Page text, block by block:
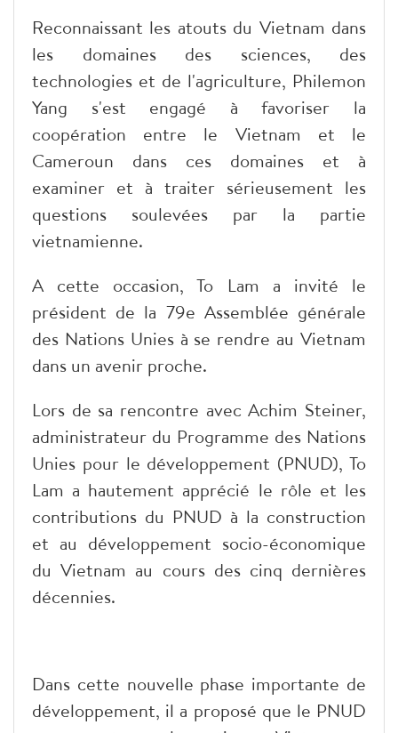
Reconnaissant les atouts du Vietnam dans
les domaines des sciences, des
technologies et de l'agriculture, Philemon
Yang s'est engagé à favoriser la
coopération entre le Vietnam et le
Cameroun dans ces domaines et à
examiner et à traiter sérieusement les
questions soulevées par la partie
vietnamienne.
A cette occasion, To Lam a invité le
président de la 79e Assemblée générale
des Nations Unies à se rendre au Vietnam
dans un avenir proche.
Lors de sa rencontre avec Achim Steiner,
administrateur du Programme des Nations
Unies pour le développement (PNUD), To
Lam a hautement apprécié le rôle et les
contributions du PNUD à la construction
et au développement socio-économique
du Vietnam au cours des cinq dernières
décennies.
Dans cette nouvelle phase importante de
développement, il a proposé que le PNUD